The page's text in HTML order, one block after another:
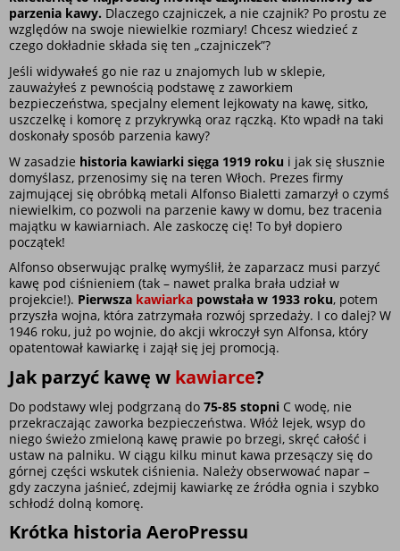
parzenia kawy. Dlaczego czajniczek, a nie czajnik? Po prostu ze
względów na swoje niewielkie rozmiary! Chcesz wiedzieć z
czego dokładnie składa się ten „czajniczek”?
Jeśli widywałeś go nie raz u znajomych lub w sklepie,
zauważyłeś z pewnością podstawę z zaworkiem
bezpieczeństwa, specjalny element lejkowaty na kawę, sitko,
uszczelkę i komorę z przykrywką oraz rączką. Kto wpadł na taki
doskonały sposób parzenia kawy?
W zasadzie historia kawiarki sięga 1919 roku i jak się słusznie
domyślasz, przenosimy się na teren Włoch. Prezes firmy
zajmującej się obróbką metali Alfonso Bialetti zamarzył o czymś
niewielkim, co pozwoli na parzenie kawy w domu, bez tracenia
majątku w kawiarniach. Ale zaskoczę cię! To był dopiero
początek!
Alfonso obserwując pralkę wymyślił, że zaparzacz musi parzyć
kawę pod ciśnieniem (tak – nawet pralka brała udział w
projekcie!). Pierwsza kawiarka powstała w 1933 roku, potem
przyszła wojna, która zatrzymała rozwój sprzedaży. I co dalej? W
1946 roku, już po wojnie, do akcji wkroczył syn Alfonsa, który
opatentował kawiarkę i zajął się jej promocją.
Jak parzyć kawę w kawiarce?
Do podstawy wlej podgrzaną do 75-85 stopni C wodę, nie
przekraczając zaworka bezpieczeństwa. Włóż lejek, wsyp do
niego świeżo zmieloną kawę prawie po brzegi, skręć całość i
ustaw na palniku. W ciągu kilku minut kawa przesączy się do
górnej części wskutek ciśnienia. Należy obserwować napar –
gdy zaczyna jaśnieć, zdejmij kawiarkę ze źródła ognia i szybko
schłodź dolną komorę.
Krótka historia AeroPressu